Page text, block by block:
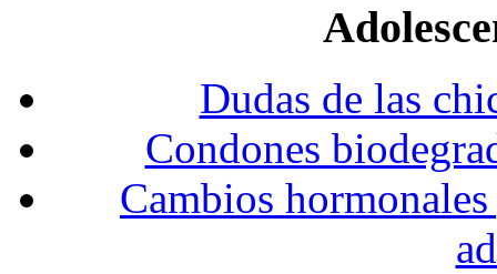
Dudas de las
Condones
Cambios